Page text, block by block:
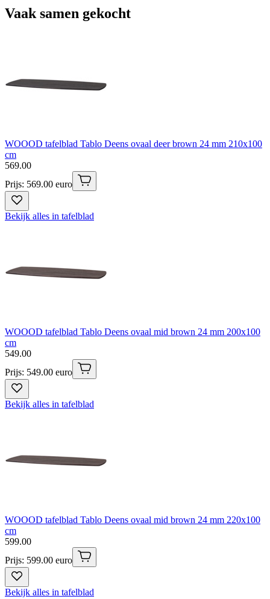
Vaak samen gekocht
WOOOD tafelblad Tablo Deens ovaal deer brown 24 mm 210x100
cm
569.00
Prijs: 569.00 euro
Bekijk alles in tafelblad
WOOOD tafelblad Tablo Deens ovaal mid brown 24 mm 200x100
cm
549.00
Prijs: 549.00 euro
Bekijk alles in tafelblad
WOOOD tafelblad Tablo Deens ovaal mid brown 24 mm 220x100
cm
599.00
Prijs: 599.00 euro
Bekijk alles in tafelblad